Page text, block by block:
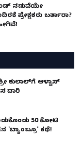
ನಡುವೆಯೇ
ಪ್ರೇಕ್ಷಕರು ಬರ್ತಾರಾ?
ಕುಲಾಲ್‌ಗೆ ಆಳ್ವಾಸ್
ದಾರಿ
₹50 ಕೋಟಿ
ಕಥೆ!